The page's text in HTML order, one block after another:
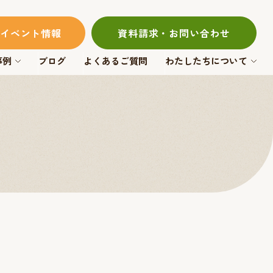
ベント情報 資料請求・お問い合わせ
ブログ よくあるご質問 わたしたちについて